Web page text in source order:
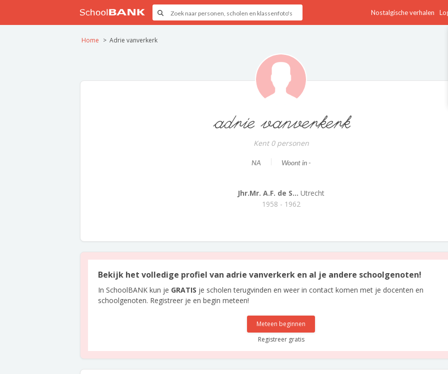
Nostalgische verhalen
Home Adrie vanverkerk
adrie vanverkerk
Kent 0 personen
NA Woont in -
Jhr.Mr. A.F. de S... Utrecht
1958 - 1962
Bekijk het volledige profiel van adrie vanverkerk en al je andere schoolgenoten!
In SchoolBANK kun je GRATIS je scholen terugvinden en weer in contact komen met je docenten en
schoolgenoten. Registreer je en begin meteen!
Meteen beginnen
Registreer gratis